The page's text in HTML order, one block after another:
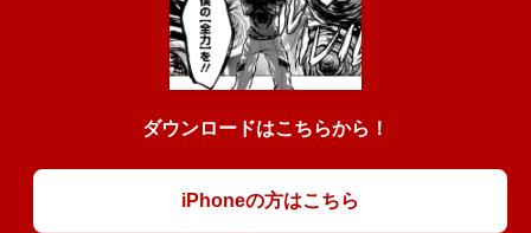
ダウンロードはこちらから！
iPhoneの方はこちら